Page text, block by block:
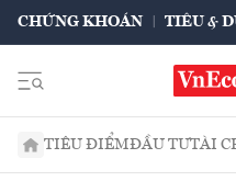
CHỨNG KHOÁN TIÊU &
TIÊU ĐIỂMĐẦU TƯTÀI